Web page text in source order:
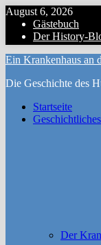
Zum
Inhalt
springen
August 6, 2026
Gästebuch
Der History-
Ein Krankenhaus an
Die Geschichte des
Startseite
Geschichtliches
Der